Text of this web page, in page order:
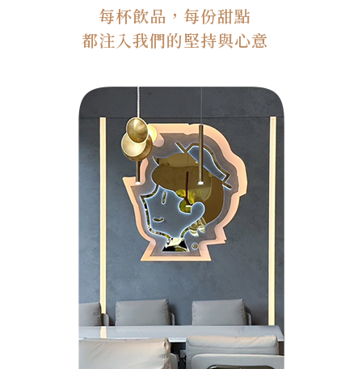
每杯飲品，每份甜點
都注入我們的堅持與心意